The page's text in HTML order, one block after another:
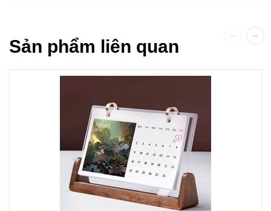
Sản phẩm liên quan